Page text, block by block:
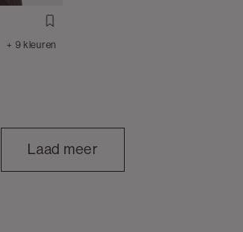
+ 9 kleuren
Laad meer